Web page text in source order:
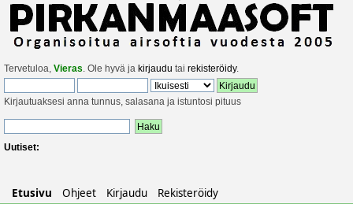
Tervetuloa, Vieras. Ole hyvä ja kirjaudu tai rekisteröidy.
Kirjautuaksesi anna tunnus, salasana ja istuntosi pituus
Uutiset:
Etusivu Ohjeet Kirjaudu Rekisteröidy